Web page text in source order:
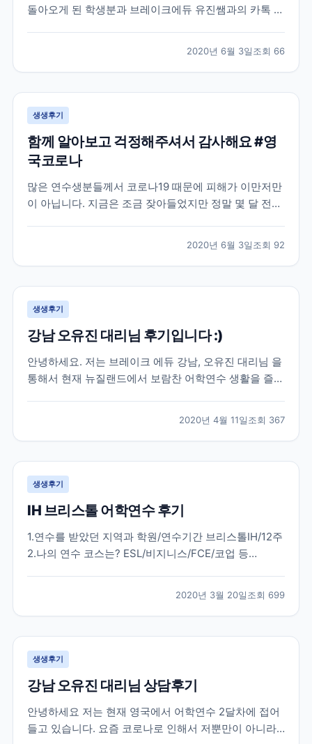
돌아오게 된 학생분과 브레이크에듀 유진쌤과의 카톡 대
로 인해 부모님께서 걱정이 되어 한국으로 돌아오는 항
공권을 구매하여 보내주셨습니다. 급하게 연락을 주셔서
학원에...
2020년 6월 3일조회 66
생생후기
함께 알아보고 걱정해주셔서 감사해요 #영
국코로나
많은 연수생분들께서 코로나19 때문에 피해가 이만저만
이 아닙니다. 지금은 조금 잦아들었지만 정말 몇 달 전까
함께 하며 꾸준히 소통을 유지하고 있는데요. 학생분들
입장에서는 정말 당황스럽기도 하고 무섭기도 하실 거예
요...
2020년 6월 3일조회 92
생생후기
강남 오유진 대리님 후기입니다 :)
안녕하세요. 저는 브레이크 에듀 강남, 오유진 대리님 을
통해서 현재 뉴질랜드에서 보람찬 어학연수 생활을 즐기
도 오유진 대리님의 친절함이 이유가 되었다고 생각합니
다. 한국에서 많은 준비 과정을 거치고 무사히 뉴질랜드
에...
2020년 4월 11일조회 367
생생후기
IH 브리스톨 어학연수 후기
1.연수를 받았던 지역과 학원/연수기간 브리스톨IH/12주
2.나의 연수 코스는? ESL/비지니스/FCE/코업 등
런던 외 지방지역은 런던과는 달리 조용하고 공부에 몰
두할 수 있는 지역을 원하였습니다....
2020년 3월 20일조회 699
생생후기
강남 오유진 대리님 상담후기
안녕하세요 저는 현재 영국에서 어학연수 2달차에 접어
들고 있습니다. 요즘 코로나로 인해서 저뿐만이 아니라